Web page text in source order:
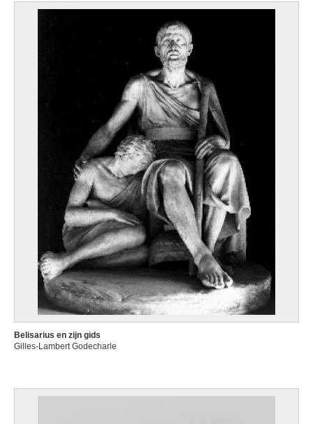
Belisarius en zijn gids
Gilles-Lambert Godecharle